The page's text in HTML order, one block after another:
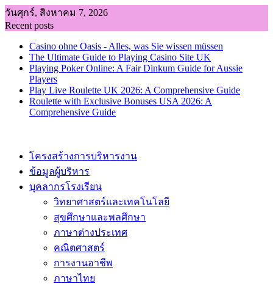
Skip
to
content
วันศุกร์, สิงหาคม 7, 2026
Recent posts
Casino ohne Oasis - Alles, was Sie wissen müssen
The Ultimate Guide to Playing Casino Site UK
Playing Poker Online: A Fair Dinkum Guide for Aussie
Players
Play Live Roulette UK 2026: A Comprehensive Guide
Roulette with Exclusive Bonuses USA 2026: A
Comprehensive Guide
โครงสร้างการบริหารงาน
ข้อมูลผู้บริหาร
บุคลากรโรงเรียน
วิทยาศาสตร์และเทคโนโลยี
สุขศึกษาและพลศึกษา
ภาษาต่างประเทศ
คณิตศาสตร์
การงานอาชีพ
ภาษาไทย